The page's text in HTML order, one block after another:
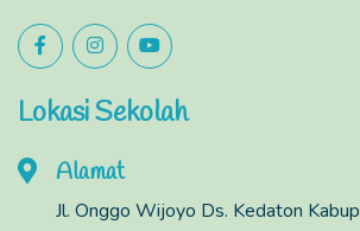
Lokasi Sekolah
Alamat
Jl. Onggo Wijoyo Ds. Kedaton